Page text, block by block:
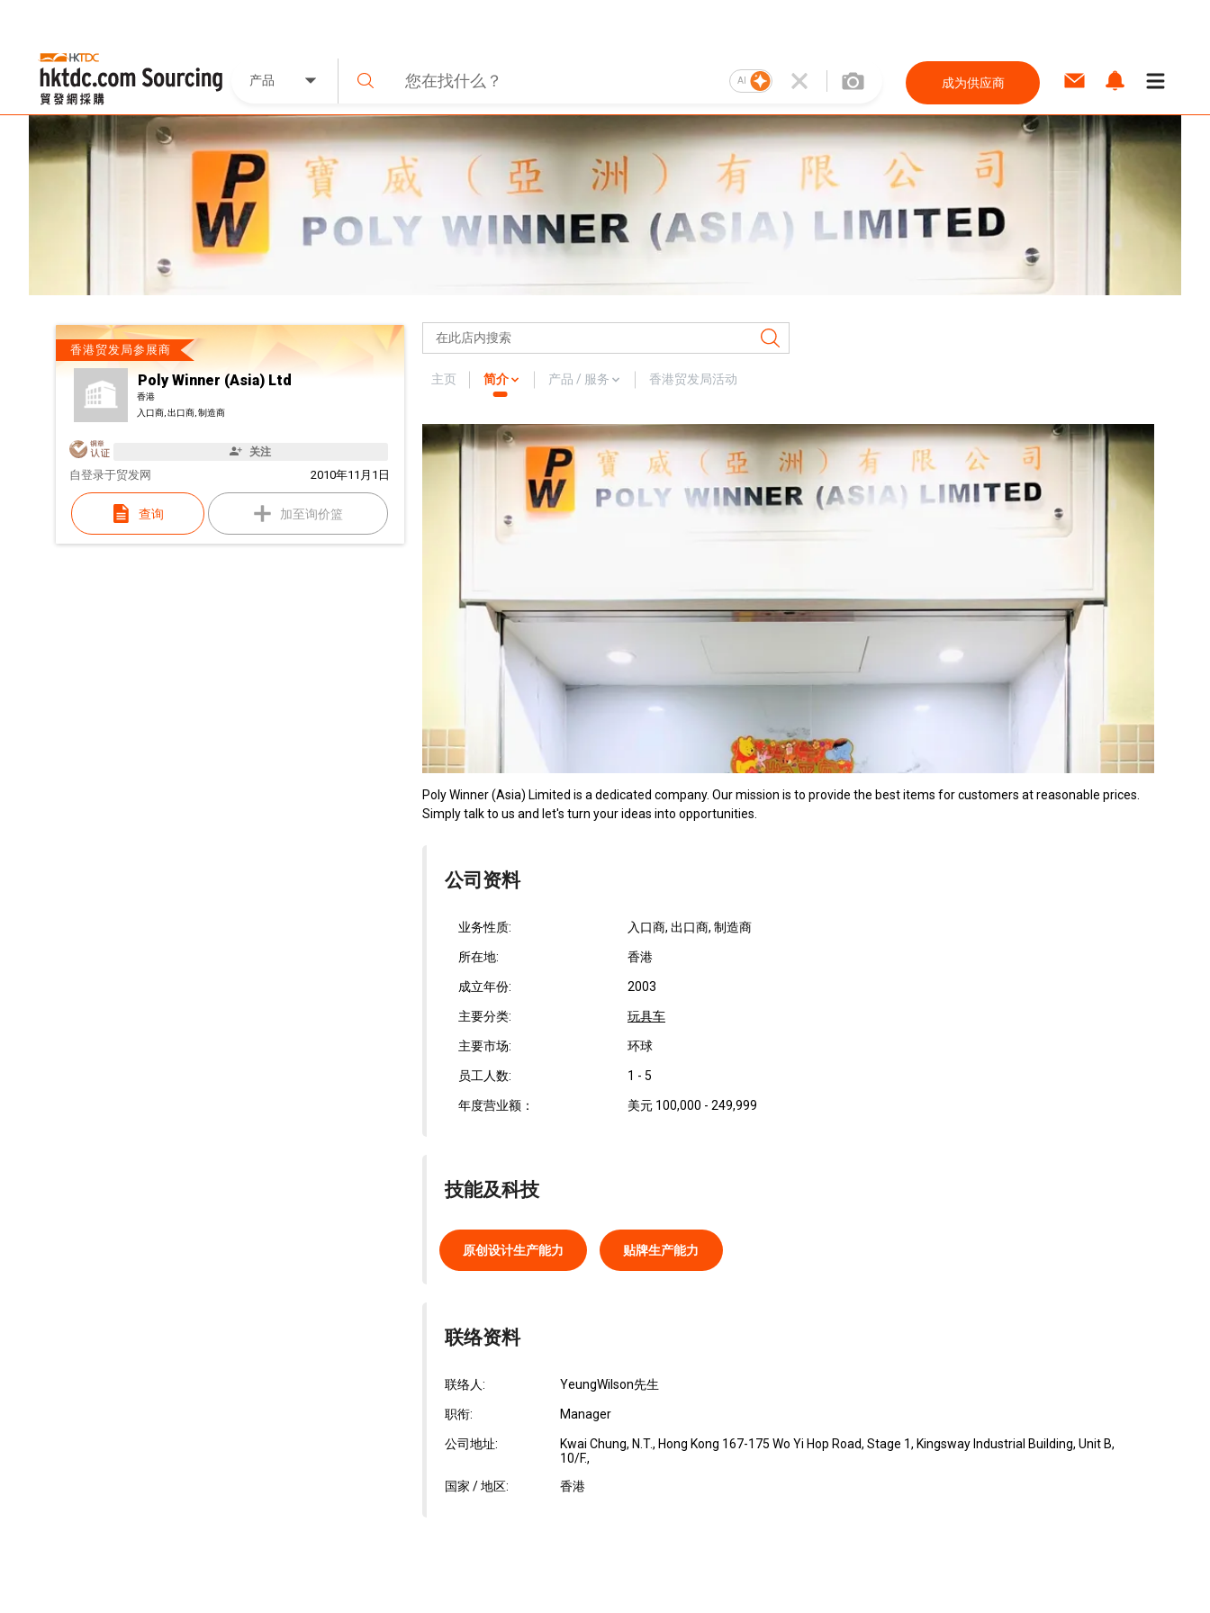
产品 AI 成为供应商
香港贸发局参展商
Poly Winner (Asia) Ltd
香港
入口商, 出口商, 制造商
关注
自 2010年11月1日
登录于贸发网
查询 加至询价篮
主页 简介 产品 / 服务 香港贸发局活动
Poly Winner (Asia) Limited is a dedicated company. Our mission is to provide the best items for customers at reasonable prices.
Simply talk to us and let's turn your ideas into opportunities.
公司资料
业务性质: 入口商, 出口商, 制造商
所在地: 香港
成立年份: 2003
主要分类: 玩具车
主要市场: 环球
员工人数: 1 - 5
年度营业额： 美元 100,000 - 249,999
技能及科技
原创设计生产能力 贴牌生产能力
联络资料
联络人: YeungWilson先生
职衔: Manager
公司地址:
Kwai Chung, N.T., Hong Kong 167-175 Wo Yi Hop Road, Stage 1, Kingsway Industrial Building, Unit B,
10/F.,
国家 / 地区:
香港